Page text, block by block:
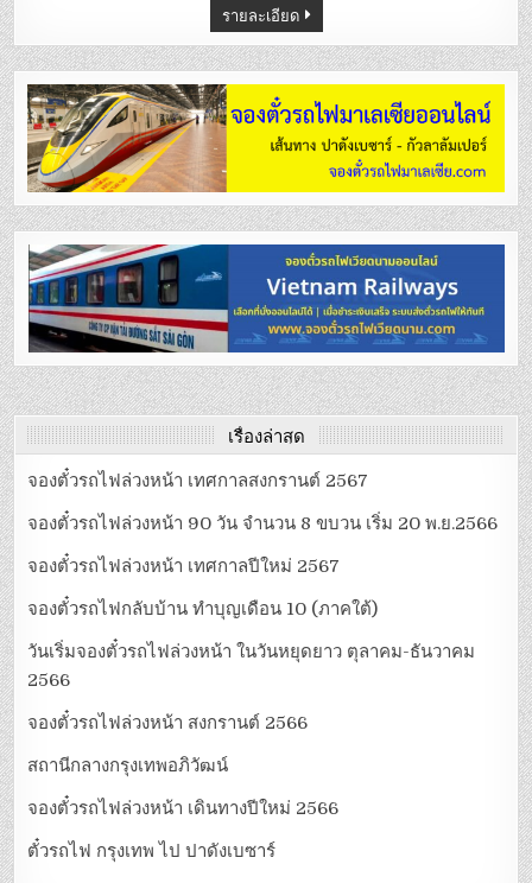
รายละเอียด
เรื่องล่าสุด
จองตั๋วรถไฟล่วงหน้า เทศกาลสงกรานต์ 2567
จองตั๋วรถไฟล่วงหน้า 90 วัน จำนวน 8 ขบวน เริ่ม 20 พ.ย.2566
จองตั๋วรถไฟล่วงหน้า เทศกาลปีใหม่ 2567
จองตั๋วรถไฟกลับบ้าน ทำบุญเดือน 10 (ภาคใต้)
วันเริ่มจองตั๋วรถไฟล่วงหน้า ในวันหยุดยาว ตุลาคม-ธันวาคม
2566
จองตั๋วรถไฟล่วงหน้า สงกรานต์ 2566
สถานีกลางกรุงเทพอภิวัฒน์
จองตั๋วรถไฟล่วงหน้า เดินทางปีใหม่ 2566
ตั๋วรถไฟ กรุงเทพ ไป ปาดังเบซาร์